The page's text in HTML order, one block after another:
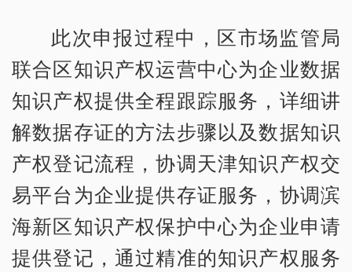
此次申报过程中，区市场监管局
联合区知识产权运营中心为企业数据
知识产权提供全程跟踪服务，详细讲
解数据存证的方法步骤以及数据知识
产权登记流程，协调天津知识产权交
易平台为企业提供存证服务，协调滨
海新区知识产权保护中心为企业申请
提供登记，通过精准的知识产权服务